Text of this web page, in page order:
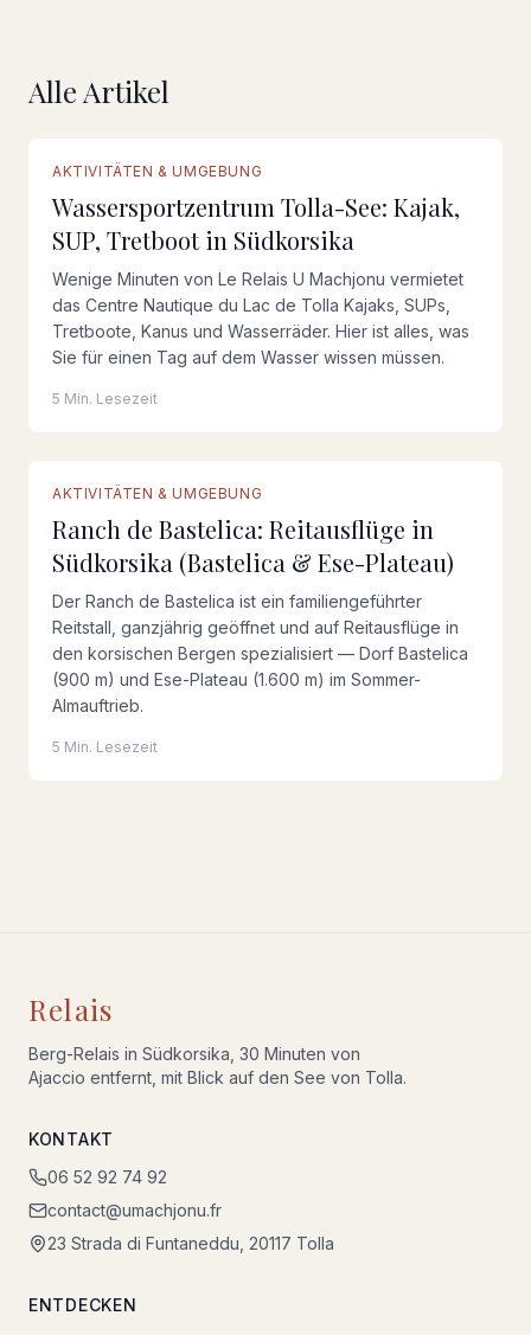
Alle Artikel
AKTIVITÄTEN & UMGEBUNG
Wassersportzentrum Tolla-See: Kajak,
SUP, Tretboot in Südkorsika
Wenige Minuten von Le Relais U Machjonu vermietet
das Centre Nautique du Lac de Tolla Kajaks, SUPs,
Tretboote, Kanus und Wasserräder. Hier ist alles, was
Sie für einen Tag auf dem Wasser wissen müssen.
5 Min. Lesezeit
AKTIVITÄTEN & UMGEBUNG
Ranch de Bastelica: Reitausflüge in
Südkorsika (Bastelica & Ese-Plateau)
Der Ranch de Bastelica ist ein familiengeführter
Reitstall, ganzjährig geöffnet und auf Reitausflüge in
den korsischen Bergen spezialisiert — Dorf Bastelica
(900 m) und Ese-Plateau (1.600 m) im Sommer-
Almauftrieb.
5 Min. Lesezeit
Relais
Berg-Relais in Südkorsika, 30 Minuten von
Ajaccio entfernt, mit Blick auf den See von Tolla.
KONTAKT
06 52 92 74 92
contact@umachjonu.fr
23 Strada di Funtaneddu, 20117 Tolla
ENTDECKEN